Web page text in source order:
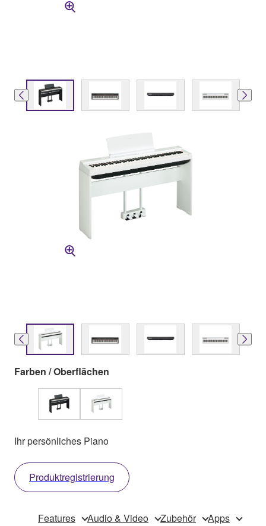
Farben / Oberflächen
Ihr persönliches Piano
Produktregistrierung
Features Audio & Video Zubehör Apps